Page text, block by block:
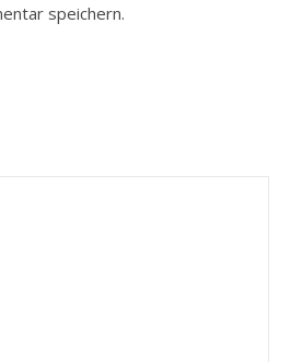
speichern.